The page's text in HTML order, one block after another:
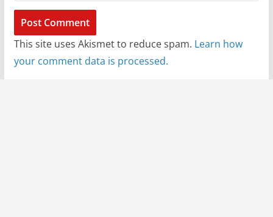
This site uses Akismet to reduce spam. Learn how
your comment data is processed.